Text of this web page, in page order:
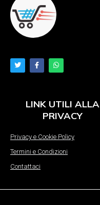
LINK UTILI ALLA
PRIVACY
Privacy e Cookie Policy
Termini e Condizioni
Contattaci